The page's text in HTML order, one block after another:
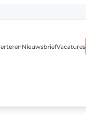
NieuwsbriefVacatures